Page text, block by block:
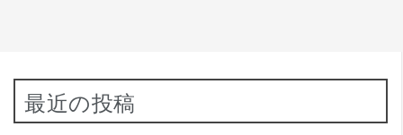
最近の投稿